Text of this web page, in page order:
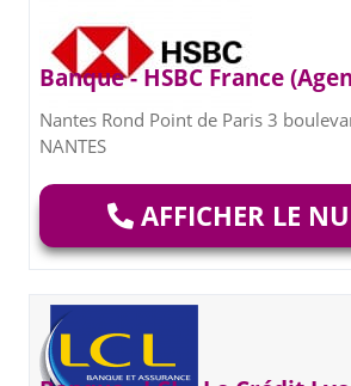
Banque - HSBC France
Nantes Rond Point de Paris 3
NANTES
AFFICHER LE